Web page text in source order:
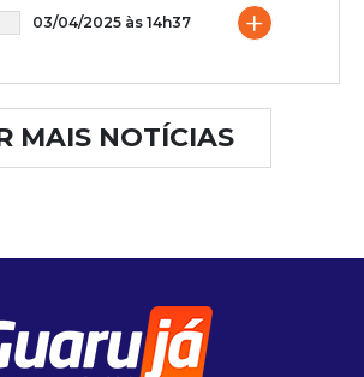
03/04/2025 às 14h37 +
MAIS NOTÍCIAS